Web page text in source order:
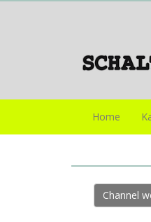
Home
Channel